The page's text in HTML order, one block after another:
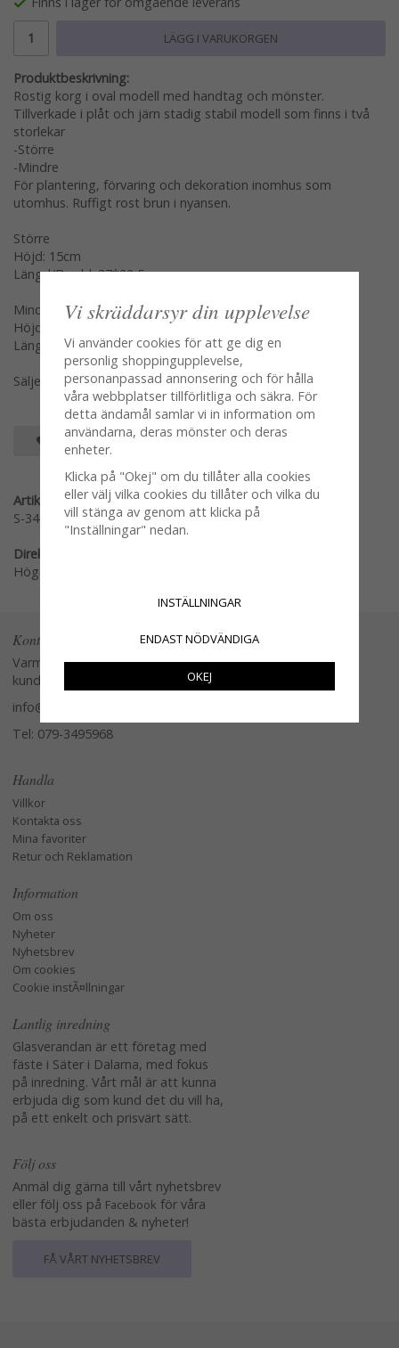
LÄGG I VARUKORGEN
Produktbeskrivning:
Rostig korg i oval modell med handtag och mönster.
Tillverkade i plåt och järn stadig stabil modell som finns i två
storlekar
-Större
-Mindre
För plantering, förvaring och dekoration inomhus som
utomhus. Ruffigt rost brun i nyansen.
Större
Höjd: 15cm
Längd/Bredd: 37*22,5cm
Mindre
Höjd: 14cm
Längd/Bredd: 31,5*19cm
Säljes per styck var storlek för sig
SPARA SOM FAVORIT
Artikelnummer:
S-3409S
Direktlänk:
Högerklicka och kopiera adressen
Kontakta oss
Varmt välkommen att kontakta vår
kundtjänst.
info@glasverandan.se
Tel: 079-3495968
Handla
Villkor
Kontakta oss
Mina favoriter
Retur och Reklamation
Information
Om oss
Nyheter
Nyhetsbrev
Om cookies
Cookie instÃ¤llningar
Lantlig inredning
Glasverandan är ett företag med
fäste i Säter i Dalarna, med fokus
på inredning. Vårt mål är att kunna
erbjuda dig som kund det du vill ha,
på ett enkelt och prisvärt sätt.
Följ oss
Anmäl dig gärna till vårt nyhetsbrev
eller följ oss på Facebook för våra
bästa erbjudanden & nyheter!
FÅ VÅRT NYHETSBREV
Vi skräddarsyr din upplevelse
Vi använder cookies för att ge dig en
personlig shoppingupplevelse,
personanpassad annonsering och för hålla
våra webbplatser tillförlitliga och säkra. För
detta ändamål samlar vi in information om
användarna, deras mönster och deras
enheter.
Klicka på "Okej" om du tillåter alla cookies
eller välj vilka cookies du tillåter och vilka du
vill stänga av genom att klicka på
"Inställningar" nedan.
INSTÄLLNINGAR
ENDAST NÖDVÄNDIGA
OKEJ